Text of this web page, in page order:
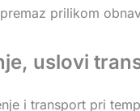
prilikom
uslovi
i transport pri